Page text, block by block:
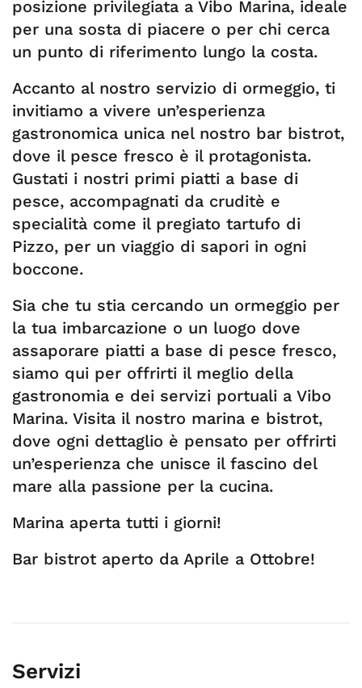
posizione privilegiata a Vibo Marina, ideale
per una sosta di piacere o per chi cerca
un punto di riferimento lungo la costa.
Accanto al nostro servizio di ormeggio, ti
invitiamo a vivere un’esperienza
gastronomica unica nel nostro bar bistrot,
dove il pesce fresco è il protagonista.
Gustati i nostri primi piatti a base di
pesce, accompagnati da cruditè e
specialità come il pregiato tartufo di
Pizzo, per un viaggio di sapori in ogni
boccone.
Sia che tu stia cercando un ormeggio per
la tua imbarcazione o un luogo dove
assaporare piatti a base di pesce fresco,
siamo qui per offrirti il meglio della
gastronomia e dei servizi portuali a Vibo
Marina. Visita il nostro marina e bistrot,
dove ogni dettaglio è pensato per offrirti
un’esperienza che unisce il fascino del
mare alla passione per la cucina.
Marina aperta tutti i giorni!
Bar bistrot aperto da Aprile a Ottobre!
Servizi